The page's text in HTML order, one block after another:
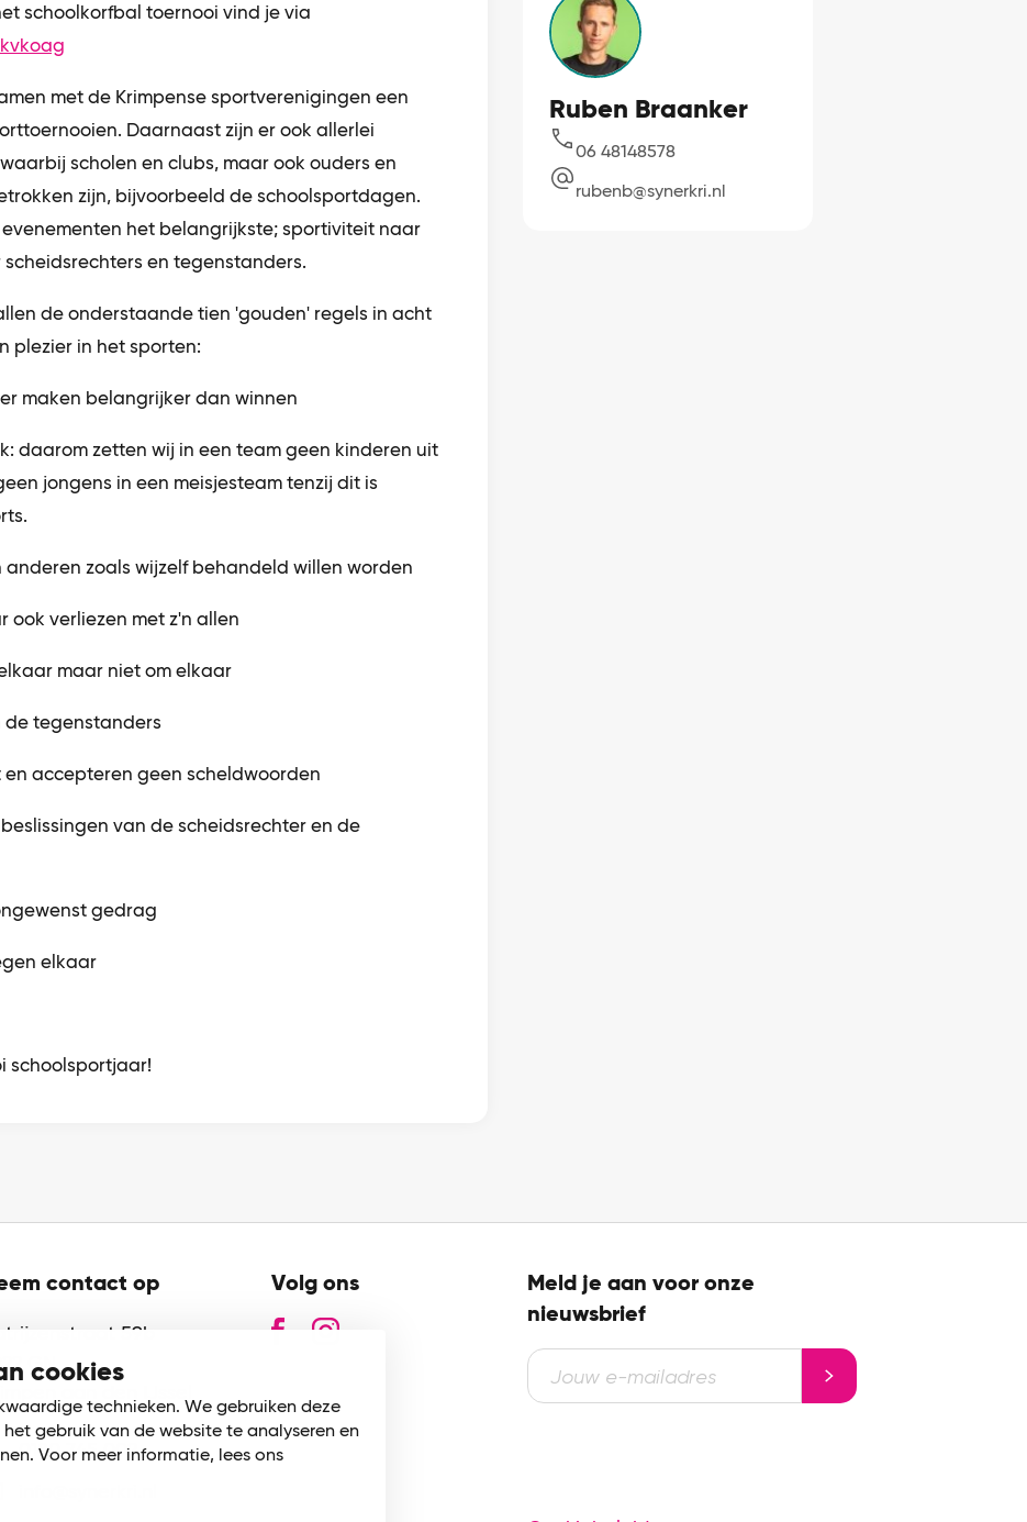
cookies
technieken. We gebruiken deze
gebruik van de website te analyseren en
Voor meer informatie, lees ons
schoolkorfbal toernooi vind je via
met de Krimpense sportverenigingen een
Daarnaast zijn er ook allerlei
scholen en clubs, maar ook ouders en
zijn, bijvoorbeeld de schoolsportdagen.
het belangrijkste; sportiviteit naar
en tegenstanders.
de onderstaande tien 'gouden' regels in acht
plezier in het sporten:
belangrijker dan winnen
zetten wij in een team geen kinderen uit
jongens in een meisjesteam tenzij dit is
zoals wijzelf behandeld willen worden
verliezen met z'n allen
maar niet om elkaar
tegenstanders
accepteren geen scheldwoorden
van de scheidsrechter en de
gedrag
elkaar
schoolsportjaar!
Ruben Braanker
06 48148578
rubenb@synerkri.nl
contact op
59b
GN
0180 745 002
Volg ons
Meld je aan voor onze
nieuwsbrief